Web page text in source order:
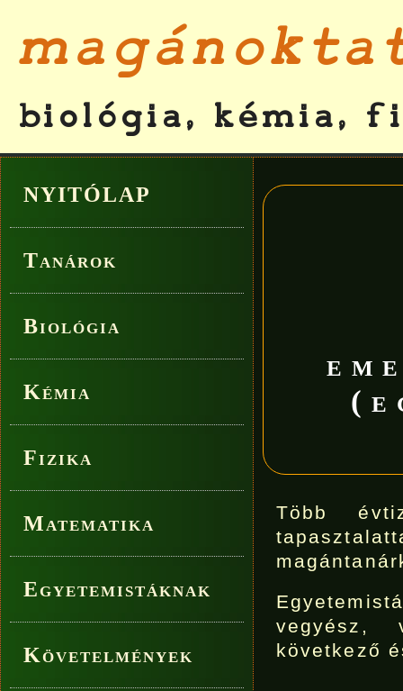
NYITÓLAP
Tanárok
Biológia
Kémia
Fizika
Matematika
Egyetemistáknak
Követelmények
Több
vegyész,
következő